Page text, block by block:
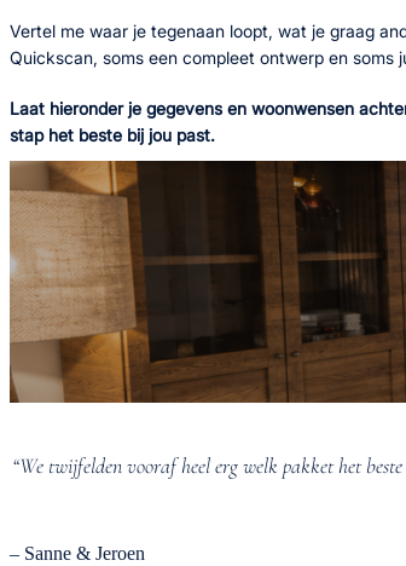
Vertel me waar je tegenaan loopt, wat je graag
Quickscan, soms een compleet ontwerp en soms
Laat hieronder je gegevens en woonwensen
stap het beste bij jou past.
“We twijfelden vooraf heel erg welk pakket het
– Sanne & Jeroen